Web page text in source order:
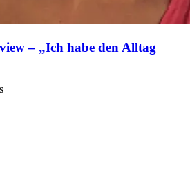
– „Ich habe den Alltag